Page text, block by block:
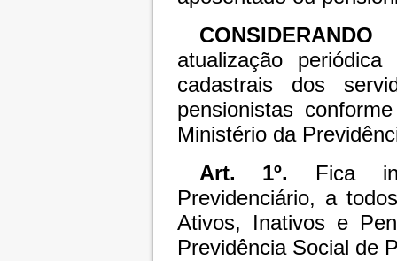
CONSIDERANDO
atualização
cadastrais dos
pensionistas
Ministério da
Art. 1º. Fica
Previdenciário, a
Ativos, Inativos e
Previdência Social de